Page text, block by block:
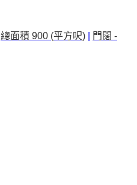
總面積 900 (平方呎)
門闊 -